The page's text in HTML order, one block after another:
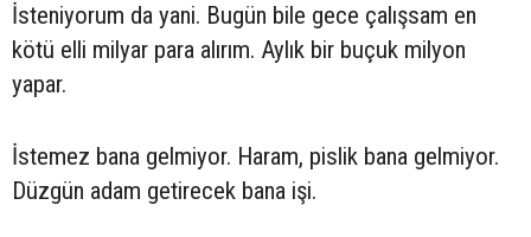
İsteniyorum da yani. Bugün bile gece çalışsam en
kötü elli milyar para alırım. Aylık bir buçuk milyon
yapar.
İstemez bana gelmiyor. Haram, pislik bana gelmiyor.
Düzgün adam getirecek bana işi.